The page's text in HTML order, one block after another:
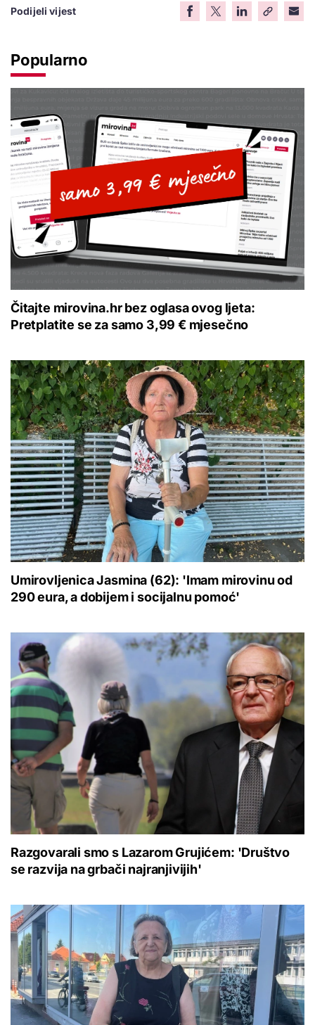
Podijeli vijest
Popularno
Čitajte mirovina.hr bez oglasa ovog ljeta:
Pretplatite se za samo 3,99 € mjesečno
Umirovljenica Jasmina (62): 'Imam mirovinu od
290 eura, a dobijem i socijalnu pomoć'
Razgovarali smo s Lazarom Grujićem: 'Društvo
se razvija na grbači najranjivijih'